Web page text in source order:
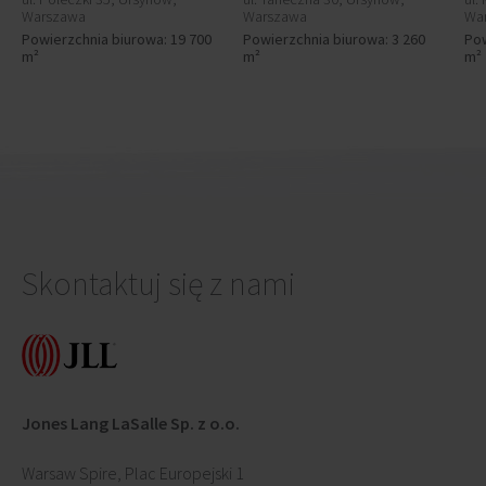
Warszawa
Powierzchnia biurowa: 19 700
m²
Warszawa
Powierzchnia biurowa: 3 260
m²
m²
Skontaktuj się z nami
Jones Lang LaSalle Sp. z o.o.
Warsaw Spire, Plac Europejski 1